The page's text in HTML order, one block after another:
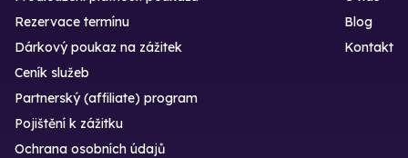
Rezervace termínu
Dárkový poukaz na zážitek
Blog
Kontakt
Ceník služeb
Partnerský (affiliate) program
Pojištění k zážitku
Ochrana osobních údajů